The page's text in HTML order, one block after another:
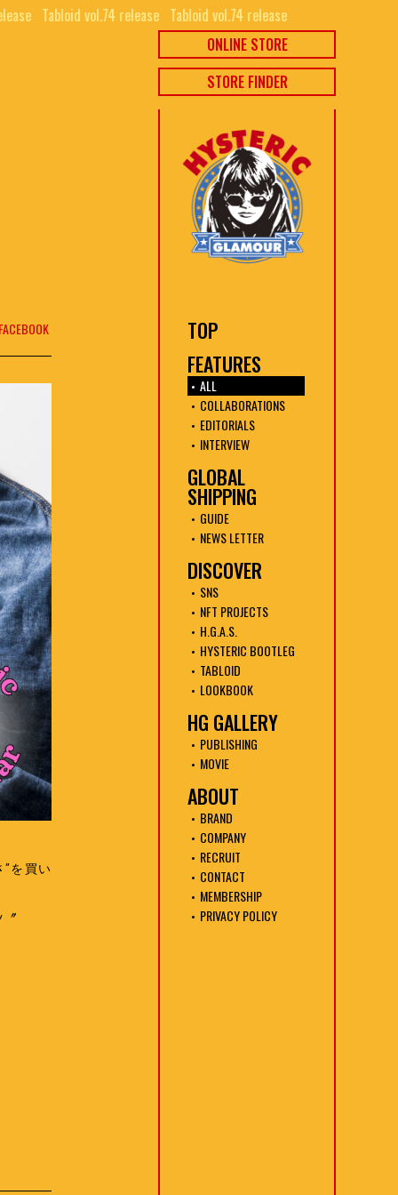
Tabloid vol.74 release⠀ Tabloid vol.74 release⠀
ONLINE STORE
STORE FINDER
TOP
FEATURES
ALL
COLLABORATIONS
EDITORIALS
INTERVIEW
GLOBAL
SHIPPING
GUIDE
NEWS LETTER
DISCOVER
SNS
NFT PROJECTS
H.G.A.S.
HYSTERIC BOOTLEG
TABLOID
LOOKBOOK
HG GALLERY
PUBLISHING
MOVIE
ABOUT
BRAND
COMPANY
RECRUIT
CONTACT
MEMBERSHIP
PRIVACY POLICY
”を買い
〞